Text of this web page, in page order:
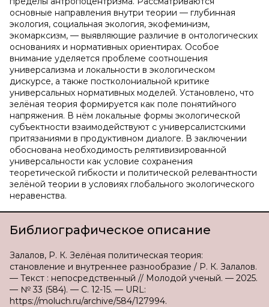
основные направления внутри теории — глубинная
экология, социальная экология, экофеминизм,
экомарксизм, — выявляющие различие в онтологических
основаниях и нормативных ориентирах. Особое
внимание уделяется проблеме соотношения
универсализма и локальности в экологическом
дискурсе, а также постколониальной критике
универсальных нормативных моделей. Установлено, что
зелёная теория формируется как поле понятийного
напряжения. В нём локальные формы экологической
субъектности взаимодействуют с универсалистскими
притязаниями в продуктивном диалоге. В заключении
обоснована необходимость релятивизированной
универсальности как условие сохранения
теоретической гибкости и политической релевантности
зелёной теории в условиях глобального экологического
неравенства.
Библиографическое описание
Залалов, Р. К. Зелёная политическая теория:
становление и внутреннее разнообразие / Р. К. Залалов.
— Текст : непосредственный // Молодой ученый. — 2025.
— № 33 (584). — С. 12-15. — URL:
https://moluch.ru/archive/584/127994.